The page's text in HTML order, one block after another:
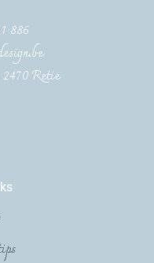
886
Retie